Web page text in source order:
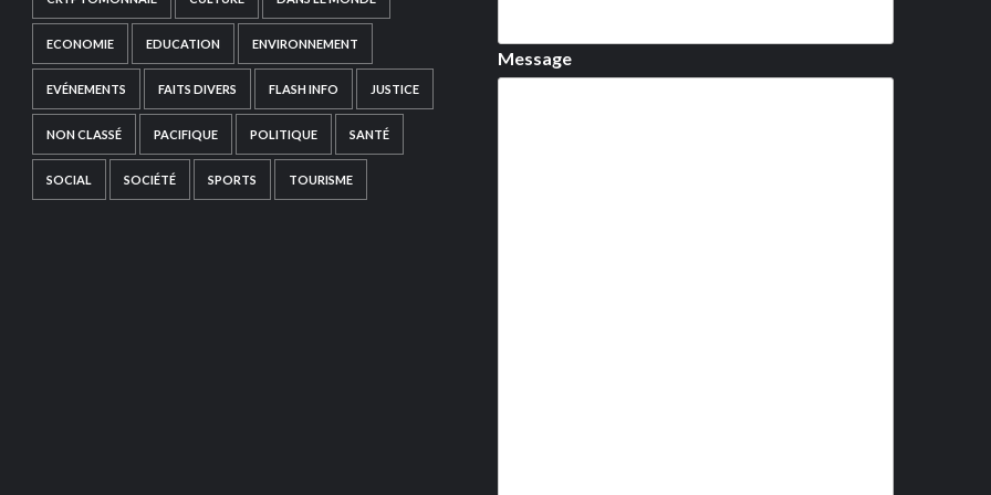
ECONOMIE EDUCATION ENVIRONNEMENT
EVÉNEMENTS FAITS DIVERS FLASH INFO JUSTICE
NON CLASSÉ PACIFIQUE POLITIQUE SANTÉ
SOCIAL SOCIÉTÉ SPORTS TOURISME
Message